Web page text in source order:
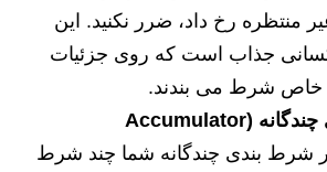
منتظره رخ داد، ضرر نکنید. این
کسانی جذاب است که روی جزئیات
خاص شرط می بندند.
بیمه شرط بندی چندگانه (Accumulator
شرط بندی چندگانه شما چند شرط